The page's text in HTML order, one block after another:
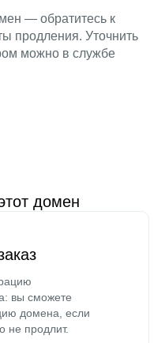
— обратитесь к
продления. Уточнить
можно в службе
домен
вы сможете
домена, если
не продлит.